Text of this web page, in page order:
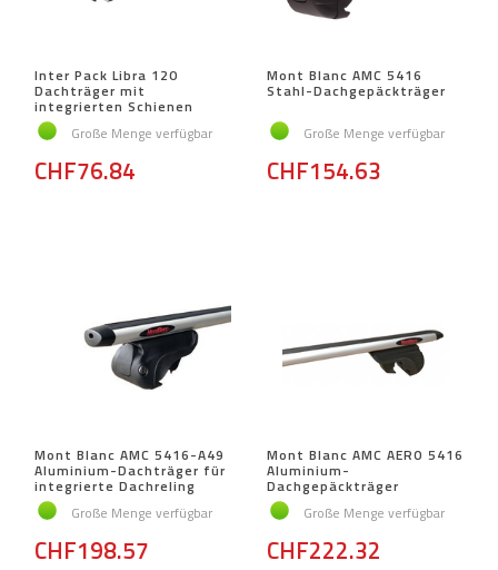
Inter Pack Libra 120
Dachträger mit
integrierten Schienen
Große Menge verfügbar
CHF76.84
Mont Blanc AMC 5416
Stahl-Dachgepäckträger
Große Menge verfügbar
CHF154.63
Mont Blanc AMC 5416-A49
Aluminium-Dachträger für
integrierte Dachreling
Große Menge verfügbar
CHF198.57
Mont Blanc AMC AERO 5416
Aluminium-
Dachgepäckträger
Große Menge verfügbar
CHF222.32